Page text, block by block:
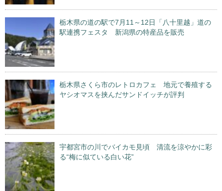
栃木県の道の駅で7月11～12日「八十里越」道の
駅連携フェスタ 新潟県の特産品を販売
栃木県さくら市のレトロカフェ 地元で養殖する
ヤシオマスを挟んだサンドイッチが評判
宇都宮市の川でバイカモ見頃 清流を涼やかに彩
る“梅に似ている白い花”